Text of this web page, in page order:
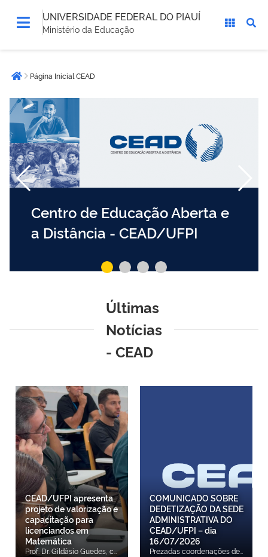
UNIVERSIDADE FEDERAL DO PIAUÍ
Ministério da Educação
estáPágina inicial
Página Inicial CEAD
Centro de Educação Aberta e
a Distância - CEAD/UFPI
Últimas
Notícias
- CEAD
CEAD/UFPI apresenta
projeto de valorização e
capacitação para
licenciandos em
Matemática
Prof. Dr. Gildásio Guedes, coordenador do projeto O Centro de Educação Aberta e a Distância da Universidade Federal do Piauí (CEAD/UFPI) estruturou a proposta da Olimpíada, Formação e Congresso para Licenciandos em Matemática (OLICMAT). O programa, desenhado para alcançar estudantes de Instituições Públicas de Ensino Superior em todo o território nacional, visa impulsionar a mobilização de competências práticas e o desenvolvimento da área no cenário educacional brasileiro. A proposta integra uma estrutura de três eixos complementares: competição olímpica, capacitação profissional e a realização de um congresso acadêmico voltado ao compartilhamento de experiências pedagógicas e ao emprego de Tecnologias Digitais de Informação e Comunicação (TDICs) no ensino-aprendizagem. Entre as metas específicas da iniciativa constam o fortalecimento do letramento matemático, o aprimoramento do raciocínio lógico-crítico e o estímulo à modelagem matemática voltada para o cotidiano. Professores da UFPI e CEAD/UFPI De acordo com o coordenador geral do projeto, Prof. Gildásio Guedes Fernandes, o programa nasce para suprir uma necessidade identificada nos indicadores de diagnóstico da área. “O objetivo essencial desta proposta é sensibilizar os licenciandos que estão saindo para a sala de aula, bem como os professores dos departamentos e das licenciaturas, buscando iniciar uma melhoria prática. O projeto foi desenhado no formato 'três em um' — envolvendo formação, congresso e olimpíada —, justamente porque o formato de olimpíadas e congressos gera engajamento e estimula a ampla participação”, explicou o coordenador. Professores representantes da Universidade Estadual do Piauí (UESPI) A proposta reúne os esforços institucionais da UFPI, do Instituto Federal do Piauí (IFPI), da Universidade Estadual do Piauí (UESPI), da Secretaria de Estado da Educação do Piauí (Seduc/PI) e da Fundação de Amparo à Pesquisa do Estado do Piauí (FAPEPI). Representantes da Secretaria de Estado da Educação (SEDUC/PI) A primeira fase do projeto, voltada ao Ensino Superior, prevê o início das inscrições para o dia 22 de agosto de 2026. O cronograma oficial, as regras de participação e os canais de atendimento estarão disponíveis em breve para consulta pública. Professores representantes da Instituto Federal do Piauí (IFPI)
COMUNICADO SOBRE
DEDETIZAÇÃO DA SEDE
ADMINISTRATIVA DO
CEAD/UFPI – dia
16/07/2026